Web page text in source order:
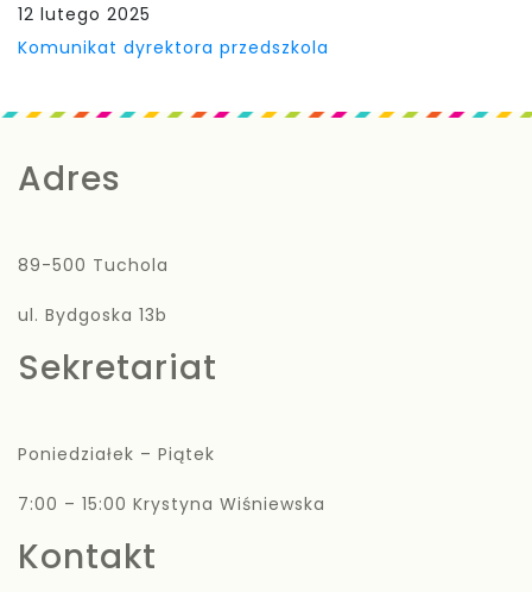
12 lutego 2025
Komunikat dyrektora przedszkola
Adres
89-500 Tuchola
ul. Bydgoska 13b
Sekretariat
Poniedziałek – Piątek
7:00 – 15:00 Krystyna Wiśniewska
Kontakt